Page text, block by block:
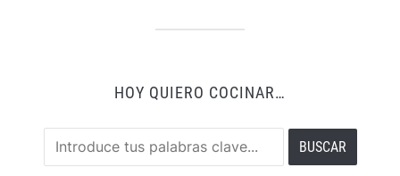
HOY QUIERO COCINAR…